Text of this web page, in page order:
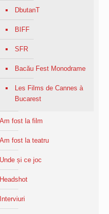
DbutanT
BIFF
SFR
Bacău Fest Monodrame
Les Films de Cannes à
Bucarest
Am fost la film
Am fost la teatru
Unde și ce joc
Headshot
Interviuri